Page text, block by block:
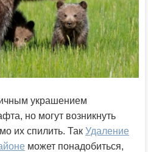
украшением
но могут возникнуть
их спилить. Так Удаление
может понадобиться,